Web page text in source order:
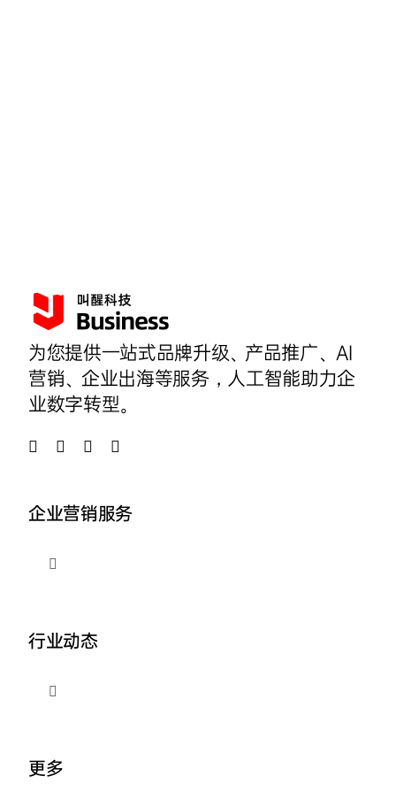
为您提供一站式品牌升级、产品推广、AI
营销、企业出海等服务，人工智能助力企
业数字转型。
企业营销服务
切
航
行业动态
切
航
更多